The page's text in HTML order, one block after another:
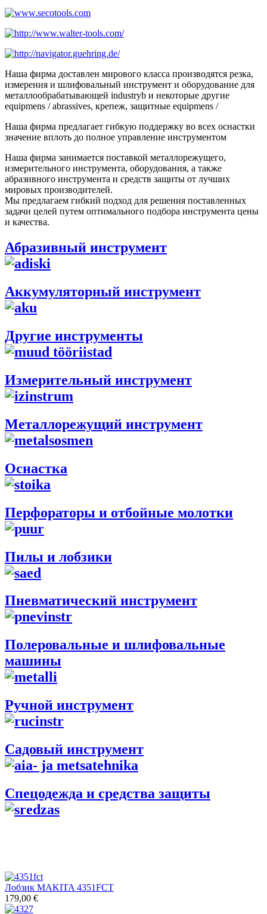
Наша фирма доставлен мирового класса производятся резка,
измерения и шлифовальный инструмент и оборудование для
металлообрабатывающей industryb и некоторые другие
equipmens / abrassives, крепеж, защитные equipmens /
Наша фирма предлагает гибкую поддержку во всех оснастки
значение вплоть до полное управление инструментом
Наша фирма занимается поставкой металлорежущего,
измерительного инструмента, оборудования, а также
абразивного инструмента и средств защиты от лучших
мировых производителей.
Мы предлагаем гибкий подход для решения поставленных
задачи целей путем оптимального подбора инструмента цены
и качества.
Абразивный инструмент
Аккумуляторный инструмент
Другие инструменты
Измерительный инструмент
Металлорежущий инструмент
Оснастка
Перфораторы и отбойные молотки
Пилы и лобзики
Пневматический инструмент
Полеровальные и шлифовальные
машины
Ручной инструмент
Садовый инструмент
Спецодежда и средства защиты
Лобзик MAKITA 4351FCT
179,00 €